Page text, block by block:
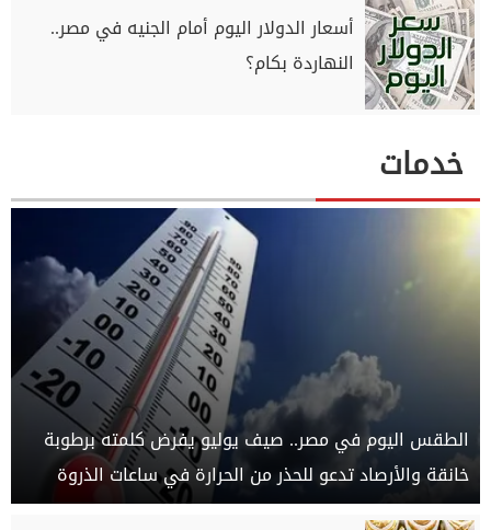
أسعار الدولار اليوم أمام الجنيه في مصر..
النهاردة بكام؟
خدمات
الطقس اليوم في مصر.. صيف يوليو يفرض كلمته برطوبة
خانقة والأرصاد تدعو للحذر من الحرارة في ساعات الذروة